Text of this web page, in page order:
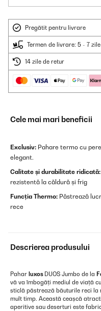
Pregătit pentru livrare
Termen de livrare: 5 - 7
14 zile de retur
Cele mai mari beneficii
Exclusiv: Pahare termo cu
elegant.
Calitate și durabilitate ridicată:
rezistentă la căldură și frig
Funcția Thermo: Păstrează
rece
Descrierea produsului
Pahar luxos DUOS Jumbo de la
vă va îmbogăți mediul de viață
sticlă păstrează băuturile reci la
mult timp. Această ceașcă
aperitive sau deserturi este